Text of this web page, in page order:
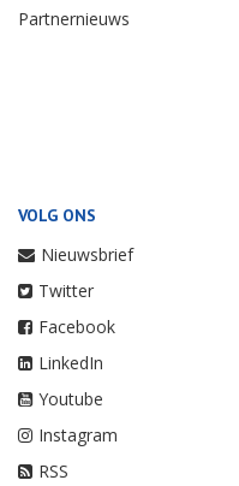
Partnernieuws
VOLG ONS
Nieuwsbrief
Twitter
Facebook
LinkedIn
Youtube
Instagram
RSS